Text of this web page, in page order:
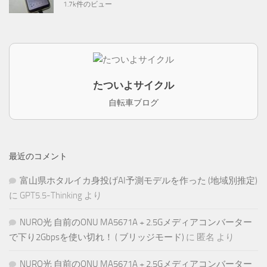
1.7k件のビュー
たついよサイクル
自転車ブログ
最近のコメント
富山県ホタルイカ身投げAI予測モデルを作った (地域別推定)
に GPT5.5-Thinking より
NURO光 自前のONU MA5671A + 2.5Gメディアコンバーター
で下り2Gbpsを使い切れ！ ( ブリッジモード) に 匿名 より
NURO光 自前のONU MA5671A + 2.5Gメディアコンバーター